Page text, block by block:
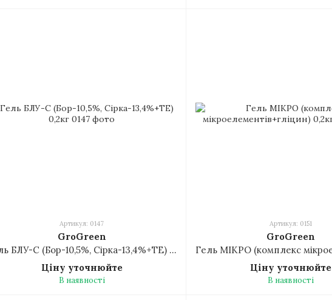
Артикул: 0147
GroGreen
Гель БЛУ-С (Бор-10,5%, Сірка-13,4%+ТЕ) 0,2кг
Ціну уточнюйте
В наявності
Артикул: 0151
GroGreen
Ціну уточнюйте
В наявності